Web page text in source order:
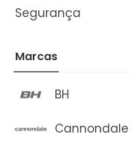
Segurança
Marcas
BH
Cannondale